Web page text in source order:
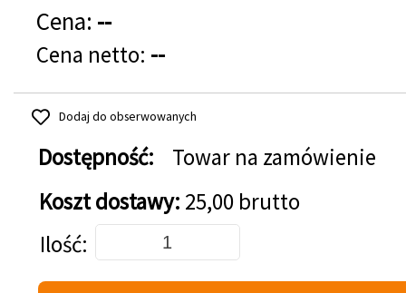
Cena: --
Cena netto: --
Dodaj do obserwowanych
Dostępność:
Towar na zamówienie
Koszt dostawy: 25,00 brutto
Dodaj do koszyka
Ilość